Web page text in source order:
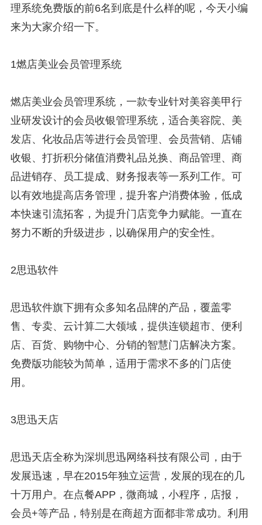
理系统免费版的前6名到底是什么样的呢，今天小编
来为大家介绍一下。
1燃店美业会员管理系统
燃店美业会员管理系统，一款专业针对美容美甲行
业研发设计的会员收银管理系统，适合美容院、美
发店、化妆品店等进行会员管理、会员营销、店铺
收银、打折积分储值消费礼品兑换、商品管理、商
品进销存、员工提成、财务报表等一系列工作。可
以有效地提高店务管理，提升客户消费体验，低成
本快速引流拓客，为提升门店竞争力赋能。一直在
努力不断的升级进步，以确保用户的安全性。
2思迅软件
思迅软件旗下拥有众多知名品牌的产品，覆盖零
售、专卖、云计算二大领域，提供连锁超市、便利
店、百货、购物中心、分销的智慧门店解决方案。
免费版功能较为简单，适用于需求不多的门店使
用。
3思迅天店
思迅天店全称为深圳思迅网络科技有限公司，由于
发展迅速，早在2015年独立运营，发展的现在的几
十万用户。在点餐APP，微商城，小程序，店报，
会员+等产品，特别是在商超方面都非常成功。利用